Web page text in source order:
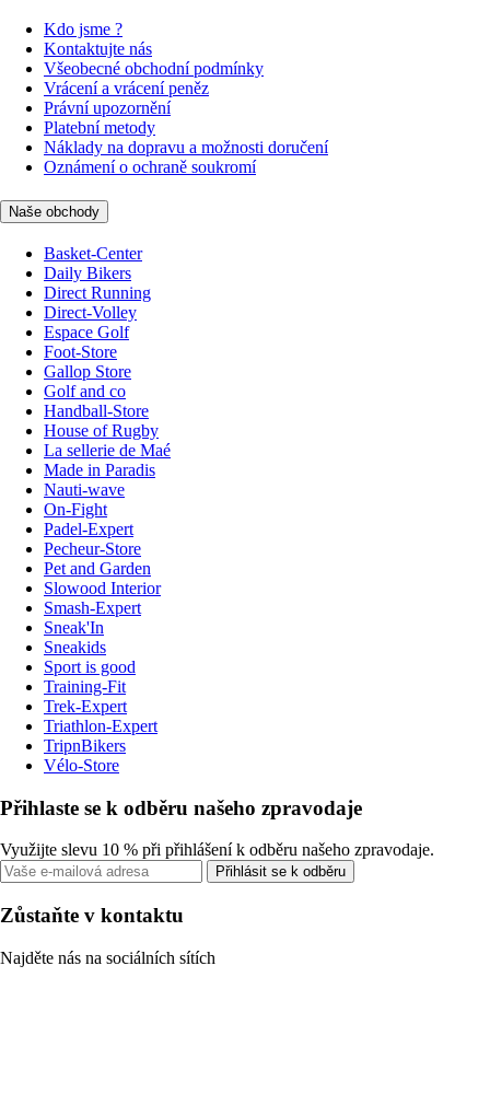
Kdo jsme ?
Kontaktujte nás
Všeobecné obchodní podmínky
Vrácení a vrácení peněz
Právní upozornění
Platební metody
Náklady na dopravu a možnosti doručení
Oznámení o ochraně soukromí
Naše obchody
Basket-Center
Daily Bikers
Direct Running
Direct-Volley
Espace Golf
Foot-Store
Gallop Store
Golf and co
Handball-Store
House of Rugby
La sellerie de Maé
Made in Paradis
Nauti-wave
On-Fight
Padel-Expert
Pecheur-Store
Pet and Garden
Slowood Interior
Smash-Expert
Sneak'In
Sneakids
Sport is good
Training-Fit
Trek-Expert
Triathlon-Expert
TripnBikers
Vélo-Store
Přihlaste se k odběru našeho zpravodaje
Využijte slevu 10 % při přihlášení k odběru našeho zpravodaje.
Přihlásit se k odběru
Zůstaňte v kontaktu
Najděte nás na sociálních sítích